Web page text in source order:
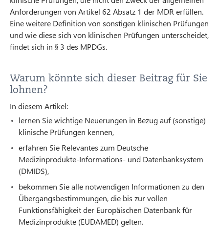
Anforderungen von Artikel 62 Absatz 1 der MDR erfüllen.
Eine weitere Definition von sonstigen klinischen Prüfungen
und wie diese sich von klinischen Prüfungen unterscheidet,
findet sich in § 3 des MPDGs.
Warum könnte sich dieser Beitrag für Sie
lohnen?
In diesem Artikel:
lernen Sie wichtige Neuerungen in Bezug auf (sonstige)
klinische Prüfungen kennen,
erfahren Sie Relevantes zum Deutsche
Medizinprodukte-Informations- und Datenbanksystem
(DMIDS),
bekommen Sie alle notwendigen Informationen zu den
Übergangsbestimmungen, die bis zur vollen
Funktionsfähigkeit der Europäischen Datenbank für
Medizinprodukte (EUDAMED) gelten.